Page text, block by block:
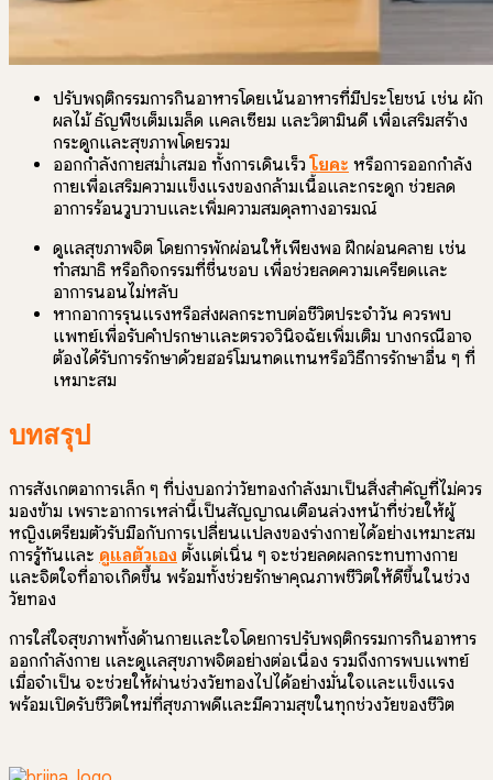
ปรับพฤติกรรมการกินอาหารโดยเน้นอาหารที่มีประโยชน์ เช่น ผัก
ผลไม้ ธัญพืชเต็มเมล็ด แคลเซียม และวิตามินดี เพื่อเสริมสร้าง
กระดูกและสุขภาพโดยรวม
ออกกำลังกายสม่ำเสมอ ทั้งการเดินเร็วโยคะ หรือการออกกำลัง
กายเพื่อเสริมความแข็งแรงของกล้ามเนื้อและกระดูก ช่วยลด
อาการร้อนวูบวาบและเพิ่มความสมดุลทางอารมณ์
ดูแลสุขภาพจิต โดยการพักผ่อนให้เพียงพอ ฝึกผ่อนคลาย เช่น
ทำสมาธิ หรือกิจกรรมที่ชื่นชอบ เพื่อช่วยลดความเครียดและ
อาการนอนไม่หลับ
หากอาการรุนแรงหรือส่งผลกระทบต่อชีวิตประจำวัน ควรพบ
แพทย์เพื่อรับคำปรึกษาและตรวจวินิจฉัยเพิ่มเติม บางกรณีอาจ
ต้องได้รับการรักษาด้วยฮอร์โมนทดแทนหรือวิธีการรักษาอื่น ๆ ที่
เหมาะสม
บทสรุป
การสังเกตอาการเล็ก ๆ ที่บ่งบอกว่าวัยทองกำลังมาเป็นสิ่งสำคัญที่ไม่ควร
มองข้าม เพราะอาการเหล่านี้เป็นสัญญาณเตือนล่วงหน้าที่ช่วยให้ผู้
หญิงเตรียมตัวรับมือกับการเปลี่ยนแปลงของร่างกายได้อย่างเหมาะสม
การรู้ทันและ ดูแลตัวเอง ตั้งแต่เนิ่น ๆ จะช่วยลดผลกระทบทางกาย
และจิตใจที่อาจเกิดขึ้น พร้อมทั้งช่วยรักษาคุณภาพชีวิตให้ดีขึ้นในช่วง
วัยทอง
การใส่ใจสุขภาพทั้งด้านกายและใจโดยการปรับพฤติกรรมการกินอาหาร
ออกกำลังกาย และดูแลสุขภาพจิตอย่างต่อเนื่อง รวมถึงการพบแพทย์
เมื่อจำเป็น จะช่วยให้ผ่านช่วงวัยทองไปได้อย่างมั่นใจและแข็งแรง
พร้อมเปิดรับชีวิตใหม่ที่สุขภาพดีและมีความสุขในทุกช่วงวัยของชีวิต